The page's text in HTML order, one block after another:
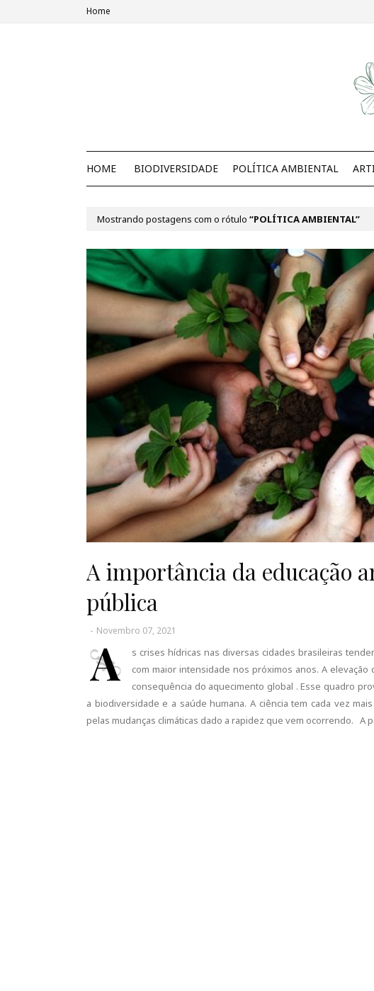
Home
HOME BIODIVERSIDADE POLÍTICA AMBIENTAL
Mostrando postagens com o rótulo POLÍTICA AMBIENTAL
A importância da educação
pública
- Novembro 07, 2021
A
s crises hídricas nas diversas cidades brasileiras
com maior intensidade nos próximos anos. A
consequência do aquecimento global . Esse quadro
a biodiversidade e a saúde humana. A ciência tem cada vez
pelas mudanças climáticas dado a rapidez que vem ocorrendo. A